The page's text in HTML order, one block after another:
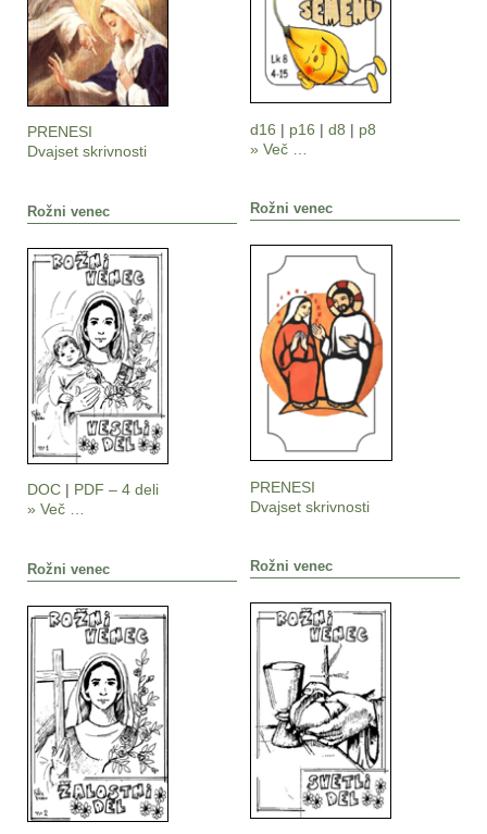
d16 | p16 |d8 | p8
» Več …
PRENESI
Dvajset skrivnosti
Rožni venec
PRENESI
Dvajset skrivnosti
Rožni venec
DOC| PDF – 4 deli
» Več …
Rožni venec
Rožni venec